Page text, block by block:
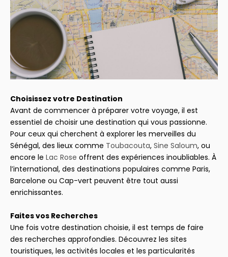
Choisissez votre Destination
Avant de commencer à préparer votre voyage, il est
essentiel de choisir une destination qui vous passionne.
Pour ceux qui cherchent à explorer les merveilles du
Sénégal, des lieux comme Toubacouta, Sine Saloum, ou
encore le Lac Rose offrent des expériences inoubliables. À
l’international, des destinations populaires comme Paris,
Barcelone ou Cap-vert peuvent être tout aussi
enrichissantes.
Faites vos Recherches
Une fois votre destination choisie, il est temps de faire
des recherches approfondies. Découvrez les sites
touristiques, les activités locales et les particularités